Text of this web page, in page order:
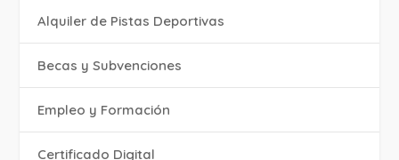
Alquiler de Pistas Deportivas
Becas y Subvenciones
Empleo y Formación
Certificado Digital